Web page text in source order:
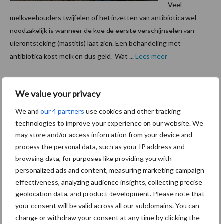
We value your privacy
We and our 4 partners use cookies and other tracking
technologies to improve your experience on our website. We
may store and/or access information from your device and
process the personal data, such as your IP address and
browsing data, for purposes like providing you with
personalized ads and content, measuring marketing campaign
effectiveness, analyzing audience insights, collecting precise
geolocation data, and product development. Please note that
your consent will be valid across all our subdomains. You can
change or withdraw your consent at any time by clicking the
Veel
melkveehouders twijfelen of het inzetten van antibiotica wel
noodzakelijk is wanneer de koe de eerste verschijnselen van
uierontsteking (mastitis) laat zien. Een behandeling met
antibiotica kost melk en dus geld. Wat ... Lees meer
bestrijdi
ng van E.
coli,
Klebsiell
a en
Streptoc
occus uberis.